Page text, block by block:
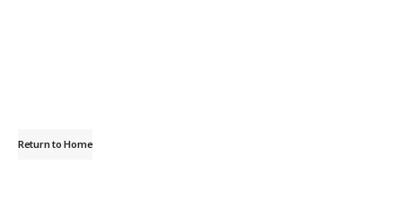
Return to Home